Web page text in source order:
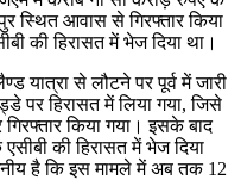
स्थित आवास से गिरफ्तार किया
की हिरासत में भेज दिया था।
यात्रा से लौटने पर पूर्व में जारी
पर हिरासत में लिया गया, जिसे
गिरफ्तार किया गया। इसके बाद
की हिरासत में भेज दिया
है कि इस मामले में अब तक 12